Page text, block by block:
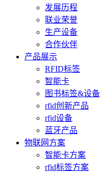
发展历程
联业荣誉
生产设备
合作伙伴
产品展示
RFID标签
智能卡
图书标签&设备
rfid创新产品
rfid设备
蓝牙产品
物联网方案
智能卡方案
rfid标签方案